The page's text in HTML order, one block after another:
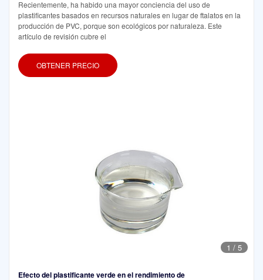
Recientemente, ha habido una mayor conciencia del uso de
plastificantes basados en recursos naturales en lugar de ftalatos en la
producción de PVC, porque son ecológicos por naturaleza. Este
artículo de revisión cubre el
OBTENER PRECIO
1 / 5
Efecto del plastificante verde en el rendimiento de